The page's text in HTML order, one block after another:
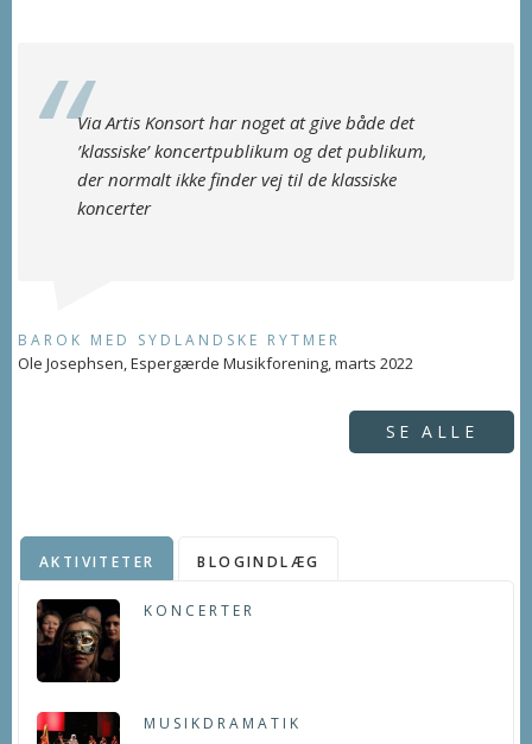
Via Artis Konsort har noget at give både det
’klassiske’ koncertpublikum og det publikum,
der normalt ikke finder vej til de klassiske
koncerter
BAROK MED SYDLANDSKE RYTMER
Ole Josephsen, Espergærde Musikforening, marts 2022
SE ALLE
AKTIVITETER BLOGINDLÆG
KONCERTER
MUSIKDRAMATIK